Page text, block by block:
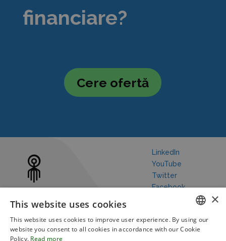
financiare?
Cere ofertă
LinkedIn
YouTube
Twitter
Facebook
ENGLISH
×
This website uses cookies
This website uses cookies to improve user experience. By using our
website you consent to all cookies in accordance with our Cookie
Policy. Read more